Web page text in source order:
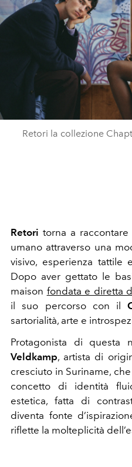
Retori la collezione
Retori torna a raccontare
umano attraverso una
visivo, esperienza tattile
Dopo aver gettato le
maison fondata e diretta
il suo percorso con il
sartorialità, arte e
Protagonista di questa
Veldkamp, artista di
cresciuto in Suriname,
concetto di identità
estetica, fatta di
diventa fonte
riflette la molteplicità